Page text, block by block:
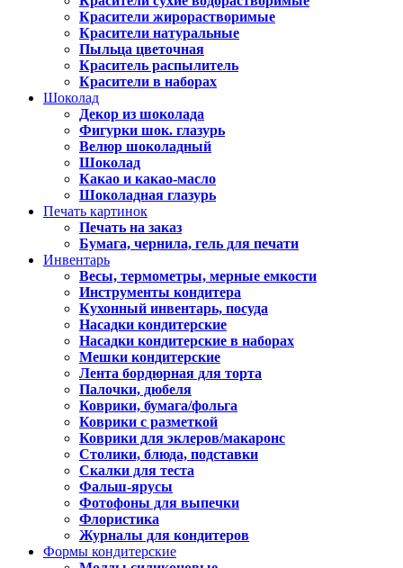
Красители жирорастворимые
Красители натуральные
Пыльца цветочная
Краситель распылитель
Красители в наборах
Шоколад
Декор из шоколада
Фигурки шок. глазурь
Велюр шоколадный
Шоколад
Какао и какао-масло
Шоколадная глазурь
Печать картинок
Печать на заказ
Бумага, чернила, гель для печати
Инвентарь
Весы, термометры, мерные емкости
Инструменты кондитера
Кухонный инвентарь, посуда
Насадки кондитерские
Насадки кондитерские в наборах
Мешки кондитерские
Лента бордюрная для торта
Палочки, дюбеля
Коврики, бумага/фольга
Коврики с разметкой
Коврики для эклеров/макаронс
Столики, блюда, подставки
Скалки для теста
Фальш-ярусы
Фотофоны для выпечки
Флористика
Журналы для кондитеров
Формы кондитерские